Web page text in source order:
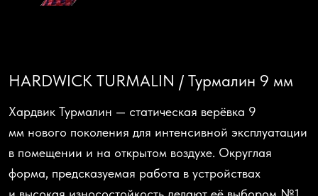
HARDWICK TURMALIN / Турмалин 9 мм
Хардвик Турмалин — статическая верёвка 9
мм нового поколения для интенсивной эксплуатации
в помещении и на открытом воздухе. Округлая
форма, предсказуемая работа в устройствах